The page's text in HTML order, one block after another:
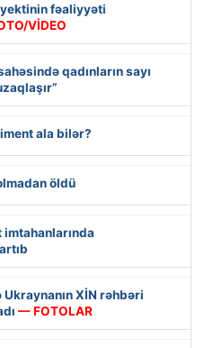
fəaliyyəti
VİDEO
qadınların sayı
ala bilər?
öldü
XİN rəhbəri
— FOTOLAR